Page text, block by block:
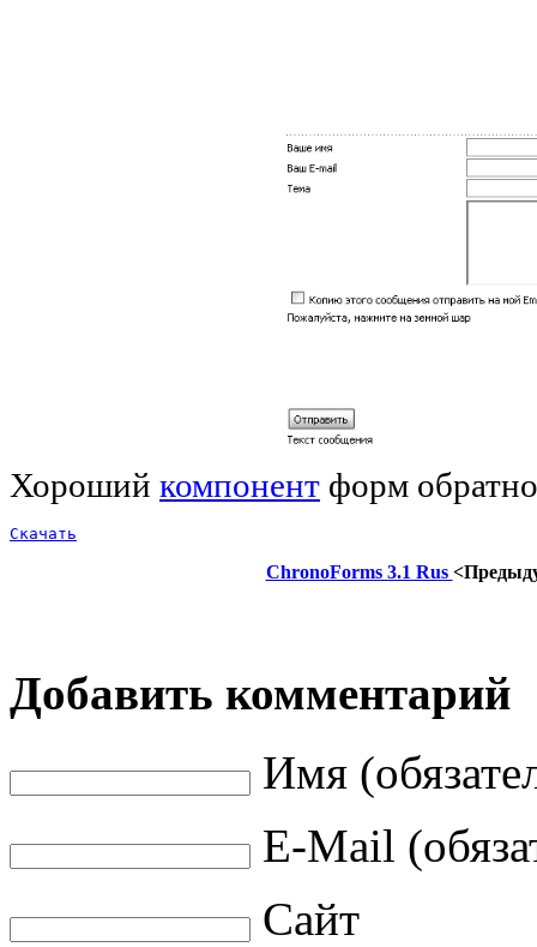
Хороший компонент форм
Скачать
ChronoForms 3.1 Rus
Добавить комментарий
Имя
E-Mail
Сайт